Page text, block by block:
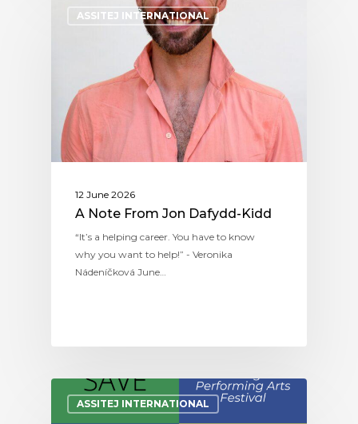
ASSITEJ INTERNATIONAL
12 June 2026
A Note From Jon Dafydd-Kidd
“It’s a helping career. You have to know
why you want to help!” - Veronika
Nádeníčková June…
ASSITEJ INTERNATIONAL